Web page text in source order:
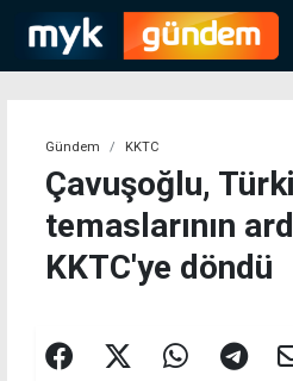
Gündem KKTC
Çavuşoğlu,
temaslarının
KKTC'ye döndü